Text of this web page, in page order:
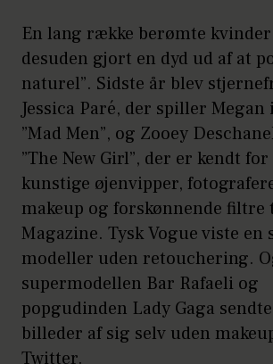
En lang række berømte
desuden gjort en dyd ud af at
naturel”. Sidste år blev
Jessica Paré, der spiller
”Mad Men”, og Zooey
”The New Girl”, der er kendt
kunstige øjenvipper,
makeup og forskønnende filtre
Magazine. Tysk Vogue viste en
modeller uden retouchering.
supermodellen Bar Rafaeli og
popgudinden Lady Gaga
billeder af sig selv uden
Twitter.